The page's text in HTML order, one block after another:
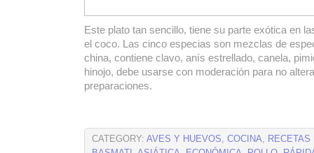
Este plato tan sencillo, tiene su parte exótica en
el coco. Las cinco especias son mezclas de
china, contiene clavo, anís estrellado, canela,
hinojo, debe usarse con moderación para no
preparaciones.
CATEGORY: AVES Y HUEVOS, COCINA, RECETAS